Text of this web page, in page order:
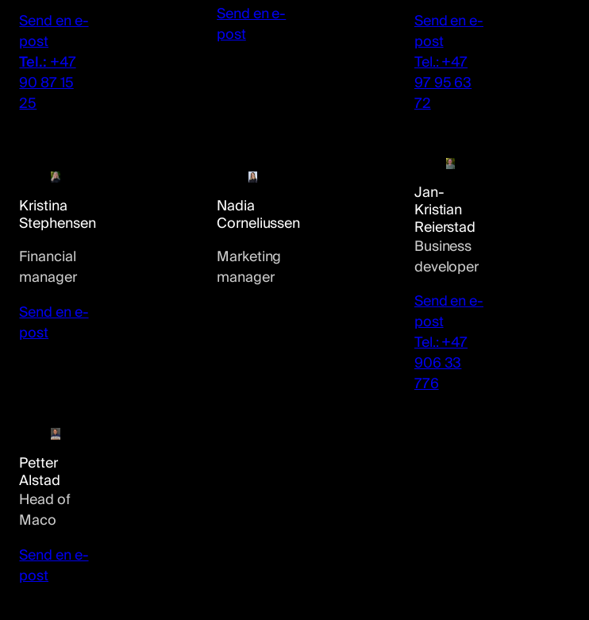
Send en e-
post
Tel.:+47
90 87 15
25
Send en e-
post
Send en e-
post
Tel.: +47
97 95 63
72
Kristina
Stephensen
Financial
manager
Send en e-
post
Nadia
Corneliussen
Marketing
manager
Jan-
Kristian
Reierstad
Business
developer
Send en e-
post
Tel.: +47
906 33
776
Petter
Alstad
Head of
Maco
Send en e-
post